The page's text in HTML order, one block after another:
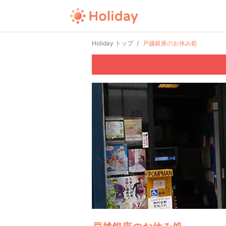
Holiday トップ 戸越銀座のお休み処